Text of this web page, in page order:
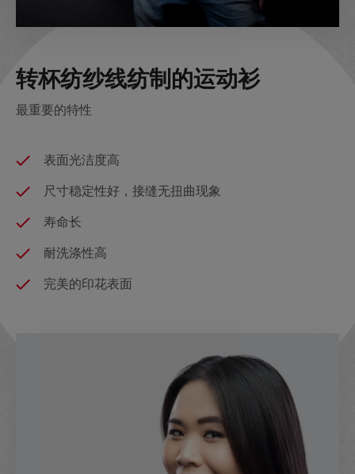
转杯纺纱线纺制的运动衫
最重要的特性
表面光洁度高
尺寸稳定性好，接缝无扭曲现象
寿命长
耐洗涤性高
完美的印花表面